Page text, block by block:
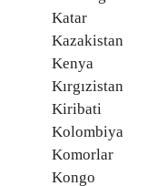
Katar
Kazakistan
Kenya
Kırgızistan
Kiribati
Kolombiya
Komorlar
Kongo